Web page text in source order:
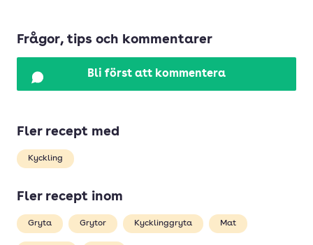
Frågor, tips och kommentarer
Bli först att kommentera
Fler recept med
Kyckling
Fler recept inom
Gryta Grytor Kycklinggryta Mat